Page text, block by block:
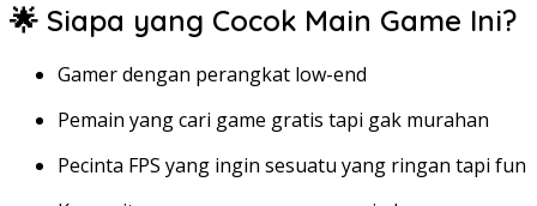
🌟 Siapa yang Cocok Main Game Ini?
Gamer dengan perangkat low-end
Pemain yang cari game gratis tapi gak murahan
Pecinta FPS yang ingin sesuatu yang ringan tapi fun